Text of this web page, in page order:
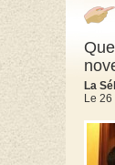
La
Le